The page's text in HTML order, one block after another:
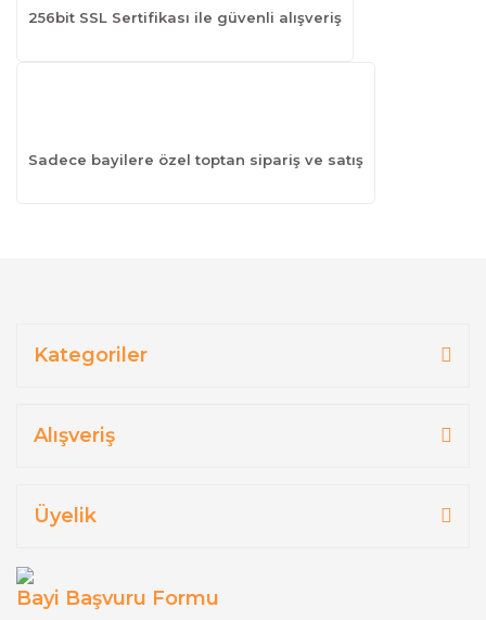
256bit SSL Sertifikası ile güvenli alışveriş
Sadece bayilere özel toptan sipariş ve satış
Kategoriler
Alışveriş
Üyelik
Bayi Başvuru Formu